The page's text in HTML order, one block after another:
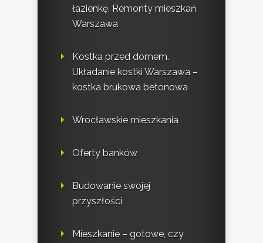
łazienkę. Remonty mieszkań
Warszawa
Kostka przed domem.
Układanie kostki Warszawa –
kostka brukowa betonowa
Wrocławskie mieszkania
Oferty banków
Budowanie swojej
przyszłości
Mieszkanie – gotowe, czy